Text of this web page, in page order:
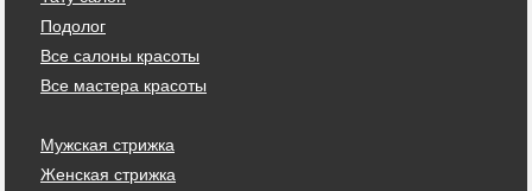
Подолог
Все салоны красоты
Все мастера красоты
Мужская стрижка
Женская стрижка